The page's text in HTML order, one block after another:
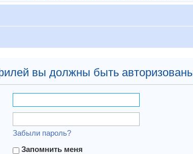
вы должны быть
Забыли пароль?
Запомнить меня